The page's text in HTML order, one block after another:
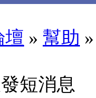
壇 » 幫助
短消息